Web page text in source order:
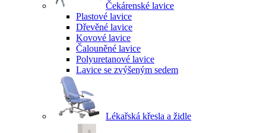
Čekárenské lavice
Plastové lavice
Dřevěné lavice
Kovové lavice
Čalouněné lavice
Polyuretanové lavice
Lavice se zvýšeným sedem
Lékařská křesla a židle